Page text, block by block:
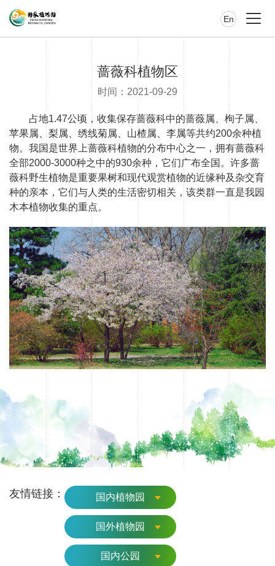
En
蔷薇科植物区
时间：2021-09-29
占地1.47公顷，收集保存蔷薇科中的蔷薇属、栒子属、
苹果属、梨属、绣线菊属、山楂属、李属等共约200余种植
物。我国是世界上蔷薇科植物的分布中心之一，拥有蔷薇科
全部2000-3000种之中的930余种，它们广布全国。许多蔷
薇科野生植物是重要果树和现代观赏植物的近缘种及杂交育
种的亲本，它们与人类的生活密切相关，该类群一直是我园
木本植物收集的重点。
友情链接： 国内植物园
国外植物园
国内公园